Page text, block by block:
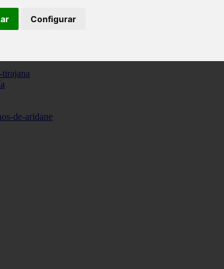
Configurar
de-aridane